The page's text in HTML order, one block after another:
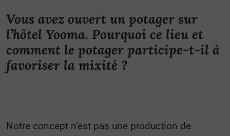
Vous avez ouvert un potager sur
l’hôtel Yooma. Pourquoi ce lieu et
comment le potager participe-t-il à
favoriser la mixité ?
Notre concept n’est pas une production de